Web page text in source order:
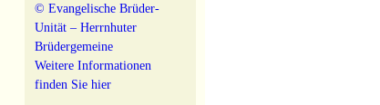
© Evangelische Brüder-
Unität – Herrnhuter
Brüdergemeine
Weitere Informationen
finden Sie hier